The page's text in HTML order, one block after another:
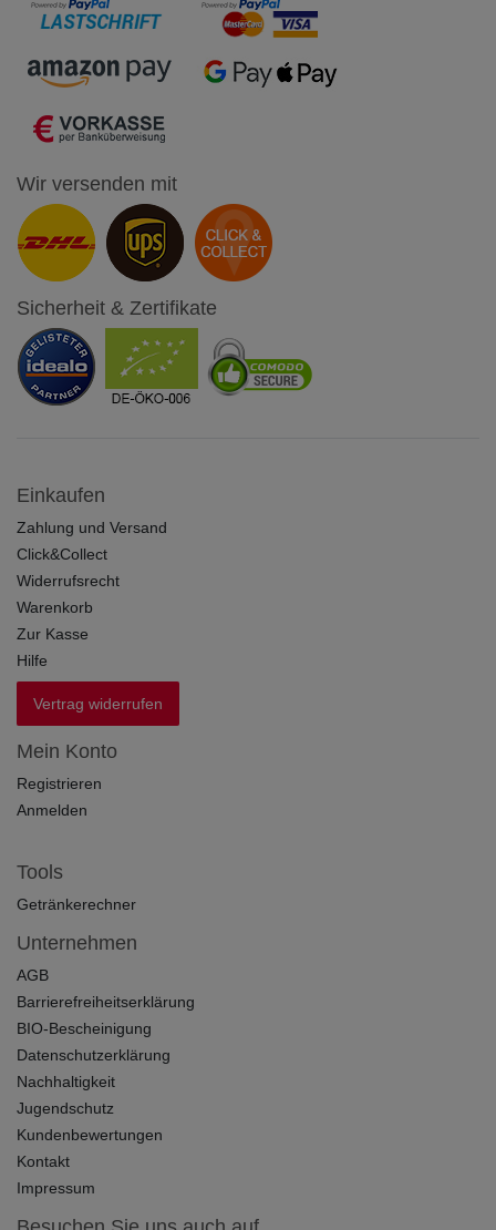
Wir versenden mit
Sicherheit & Zertifikate
Einkaufen
Zahlung und Versand
Click&Collect
Widerrufsrecht
Warenkorb
Zur Kasse
Hilfe
Vertrag widerrufen
Mein Konto
Registrieren
Anmelden
Tools
Getränkerechner
Unternehmen
AGB
Barrierefreiheitserklärung
BIO-Bescheinigung
Datenschutzerklärung
Nachhaltigkeit
Jugendschutz
Kundenbewertungen
Kontakt
Impressum